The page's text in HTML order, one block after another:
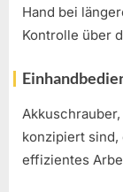
Hand bei
Kontrolle über
konzipiert
effizientes